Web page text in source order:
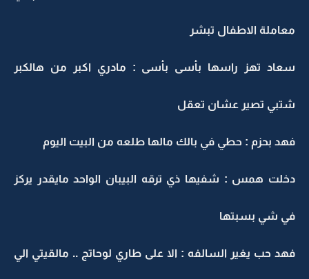
معاملة الاطفال تبشر
سعاد تهز راسها بأسى بأسى : مادري اكبر من هالكبر
شتبي تصير عشان تعقل
فهد بحزم : حطي في بالك مالها طلعه من البيت اليوم
دخلت همس : شفيها ذي ترقه البيبان الواحد مايقدر يركز
في شي بسبتها
فهد حب يغير السالفه : الا على طاري لوحاتج .. مالقيتي الي